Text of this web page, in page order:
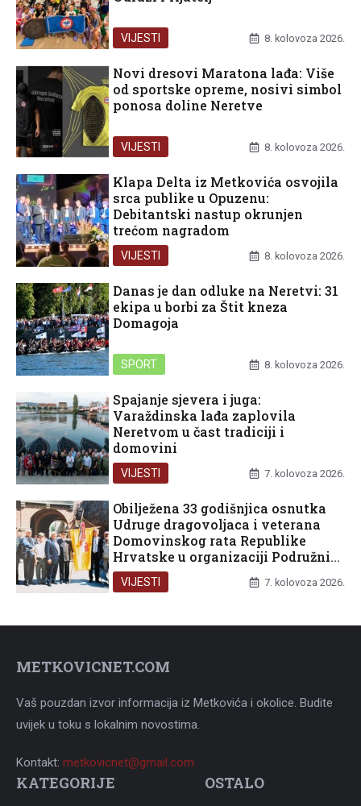
VIJESTI 8. kolovoza 2026.
Novi dresovi Maratona lađa: Više
od sportske opreme, nosivi simbol
ponosa doline Neretve
VIJESTI 8. kolovoza 2026.
Klapa Delta iz Metkovića osvojila
srca publike u Opuzenu:
Debitantski nastup okrunjen
trećom nagradom
VIJESTI 8. kolovoza 2026.
Danas je dan odluke na Neretvi: 31
ekipa u borbi za Štit kneza
Domagoja
SPORT 8. kolovoza 2026.
Spajanje sjevera i juga:
Varaždinska lađa zaplovila
Neretvom u čast tradiciji i
domovini
VIJESTI 7. kolovoza 2026.
Obilježena 33 godišnjica osnutka
Udruge dragovoljaca i veterana
Domovinskog rata Republike
Hrvatske u organizaciji Podružnice
Dubrovačko-neretvanske županije
VIJESTI 7. kolovoza 2026.
METKOVICNET.COM
Vaš pouzdan izvor informacija iz Metkovića i okolice. Budite
uvijek u toku s lokalnim novostima.
Kontakt: metkovicnet@gmail.com
KATEGORIJE OSTALO